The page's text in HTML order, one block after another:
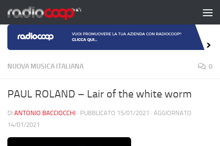
Salta al contenuto
NUOVA MUSICA ITALIANA 0
PAUL ROLAND – Lair of the white worm
DI ANTONIO BACCIOCCHI · PUBBLICATO 15/01/2021 · AGGIORNATO
14/01/2021